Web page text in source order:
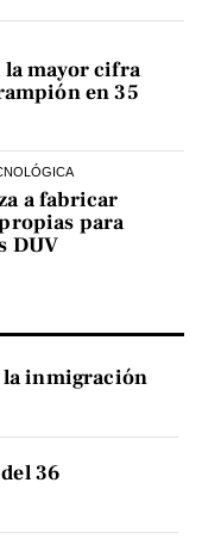
mayor cifra
en 35
a fabricar
para
DUV
la inmigración
36